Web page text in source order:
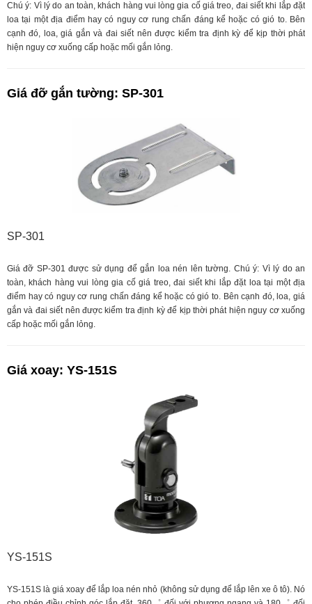
Chú ý: Vì lý do an toàn, khách hàng vui lòng gia cố giá treo, đai siết khi lắp đặt
loa tại một địa điểm hay có nguy cơ rung chấn đáng kể hoặc có gió to. Bên
cạnh đó, loa, giá gắn và đai siết nên được kiểm tra định kỳ để kịp thời phát
hiện nguy cơ xuống cấp hoặc mối gắn lỏng.
Giá đỡ gắn tường: SP-301
SP-301
Giá đỡ SP-301 được sử dụng để gắn loa nén lên tường. Chú ý: Vì lý do an
toàn, khách hàng vui lòng gia cố giá treo, đai siết khi lắp đặt loa tại một địa
điểm hay có nguy cơ rung chấn đáng kể hoặc có gió to. Bên cạnh đó, loa, giá
gắn và đai siết nên được kiểm tra định kỳ để kịp thời phát hiện nguy cơ xuống
cấp hoặc mối gắn lỏng.
Giá xoay: YS-151S
YS-151S
YS-151S là giá xoay để lắp loa nén nhỏ (không sử dụng để lắp lên xe ô tô). Nó